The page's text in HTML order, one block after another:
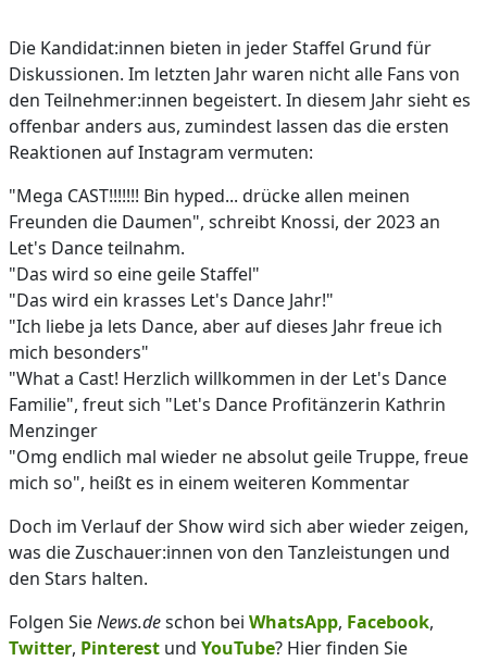
Die Kandidat:innen bieten in jeder Staffel Grund für
Diskussionen. Im letzten Jahr waren nicht alle Fans von
den Teilnehmer:innen begeistert. In diesem Jahr sieht es
offenbar anders aus, zumindest lassen das die ersten
Reaktionen auf Instagram vermuten:
"Mega CAST!!!!!!! Bin hyped... drücke allen meinen
Freunden die Daumen", schreibt Knossi, der 2023 an
Let's Dance teilnahm.
"Das wird so eine geile Staffel"
"Das wird ein krasses Let's Dance Jahr!"
"Ich liebe ja lets Dance, aber auf dieses Jahr freue ich
mich besonders"
"What a Cast! Herzlich willkommen in der Let's Dance
Familie", freut sich "Let's Dance Profitänzerin Kathrin
Menzinger
"Omg endlich mal wieder ne absolut geile Truppe, freue
mich so", heißt es in einem weiteren Kommentar
Doch im Verlauf der Show wird sich aber wieder zeigen,
was die Zuschauer:innen von den Tanzleistungen und
den Stars halten.
Folgen SieNews.deschon bei WhatsApp, Facebook,
Twitter, Pinterest und YouTube? Hier finden Sie